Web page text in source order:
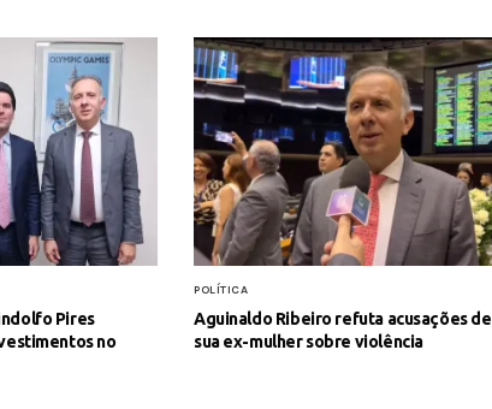
Pires
no
POLÍTICA
Aguinaldo Ribeiro refuta acusações de
sua ex-mulher sobre violência